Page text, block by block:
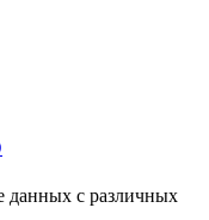
данных с различных